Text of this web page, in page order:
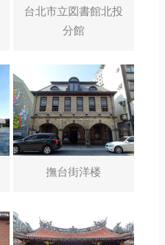
台北市立図書館北投
分館
撫台街洋楼